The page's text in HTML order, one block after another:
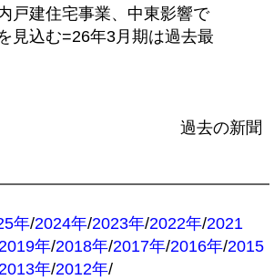
戸建住宅事業、中東影響で
見込む=26年3月期は過去最
過去の新聞
年/2024年/2023年/2022年/2021
年/2018年/2017年/2016年/2015
年/2012年/